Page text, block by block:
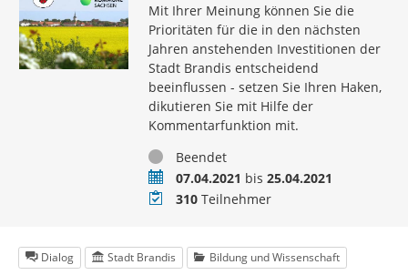
Mit Ihrer Meinung können Sie die
Prioritäten für die in den nächsten
Jahren anstehenden Investitionen der
Stadt Brandis entscheidend
beeinflussen - setzen Sie Ihren Haken,
dikutieren Sie mit Hilfe der
Kommentarfunktion mit.
StatusBeendet
Zeitraum07.04.2021 bis 25.04.2021
Teilnehmer
310Teilnehmer
Dialog Stadt Brandis Bildung und Wissenschaft